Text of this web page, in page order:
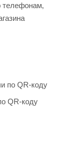
телефонам,
по QR-коду
QR-коду